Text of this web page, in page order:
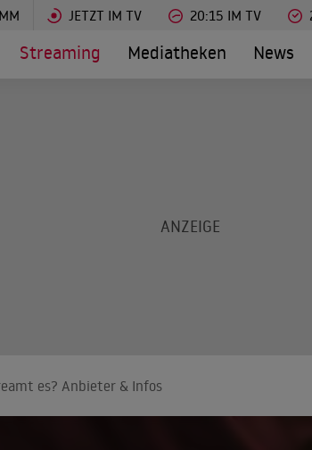
JETZT IM TV 20:15 IM TV
Streaming Mediatheken News
es? Anbieter & Infos